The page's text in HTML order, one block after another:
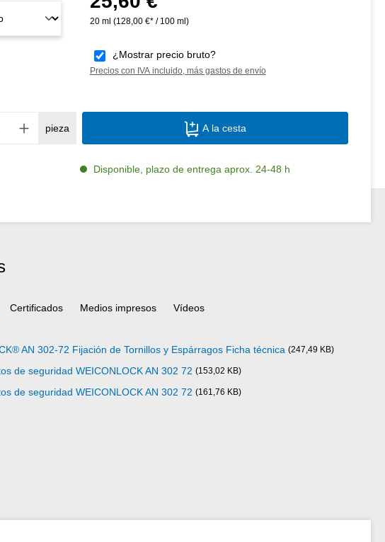
20 ml (128,00 €* / 100 ml)
¿Mostrar precio bruto?
Precios con IVA incluido, más gastos de envío
Cantidad del producto: introduce la
pieza A la cesta
Disponible, plazo de entrega aprox. 24-48 h
Certificados Medios impresos Vídeos
AN 302-72 Fijación de Tornillos y Espárragos Ficha técnica (247,49 KB)
de seguridad WEICONLOCK AN 302 72 (153,02 KB)
de seguridad WEICONLOCK AN 302 72 (161,76 KB)